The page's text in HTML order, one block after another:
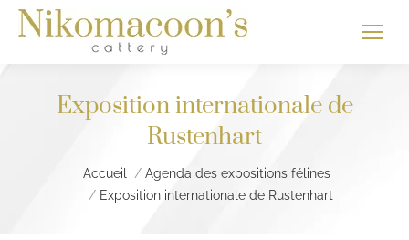
Exposition internationale de
Rustenhart
Vous êtes ici :Accueil
Agenda des expositions félines
Exposition internationale de Rustenhart